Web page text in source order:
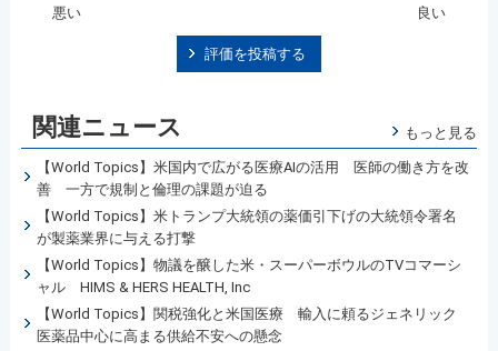
悪い
良い
評価を投稿する
関連ニュース もっと見る
【World Topics】米国内で広がる医療AIの活用 医師の働き方を改
善 一方で規制と倫理の課題が迫る
【World Topics】米トランプ大統領の薬価引下げの大統領令署名
が製薬業界に与える打撃
【World Topics】物議を醸した米・スーパーボウルのTVコマーシ
ャル HIMS & HERS HEALTH, Inc
【World Topics】関税強化と米国医療 輸入に頼るジェネリック
医薬品中心に高まる供給不安への懸念